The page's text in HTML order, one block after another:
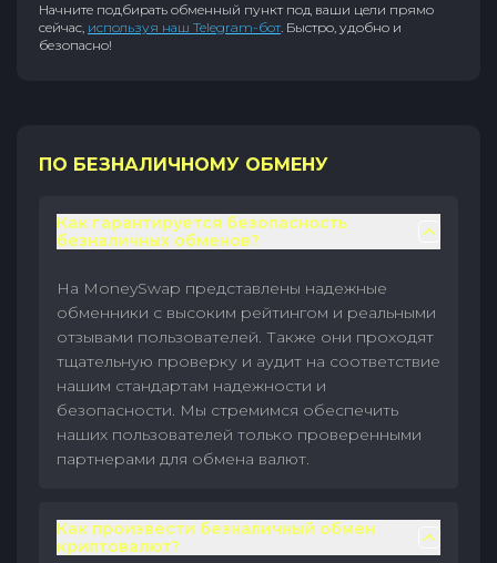
Начните подбирать обменный пункт под ваши цели прямо
сейчас, используя наш Telegram-бот. Быстро, удобно и
безопасно!
ПО БЕЗНАЛИЧНОМУ ОБМЕНУ
Как гарантируется безопасность
безналичных обменов?
На MoneySwap представлены надежные
обменники с высоким рейтингом и реальными
отзывами пользователей. Также они проходят
тщательную проверку и аудит на соответствие
нашим стандартам надежности и
безопасности. Мы стремимся обеспечить
наших пользователей только проверенными
партнерами для обмена валют.
Как произвести безналичный обмен
криптовалют?